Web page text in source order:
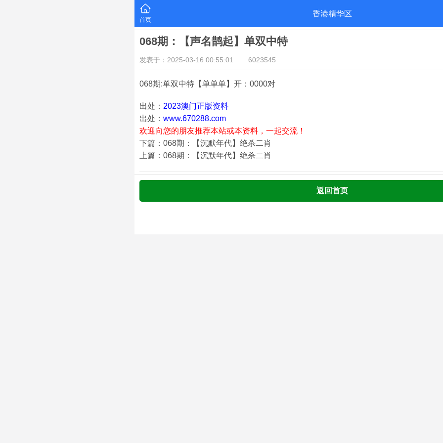
首页
香港精华区
068期：【声名鹊起】单双中特
发表于：2025-03-16 00:55:01 6023545
068期:单双中特【单单单】开：0000对
出处： 2023澳门正版资料
出处： www.670288.com
欢迎向您的朋友推荐本站或本资料，一起交流！
下篇：068期：【沉默年代】绝杀二肖
上篇：068期：【沉默年代】绝杀二肖
返回首页